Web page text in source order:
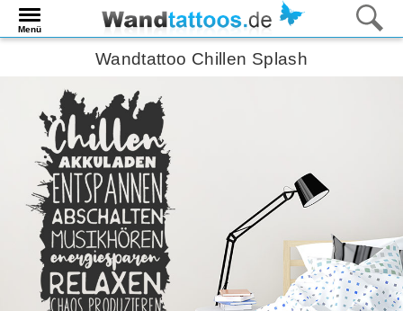
Menü
Wandtattoo Chillen Splash